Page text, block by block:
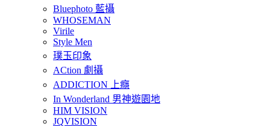
Bluephoto 藍攝
WHOSEMAN
Virile
Style Men
璞玉印象
ACtion 劇攝
ADDICTION 上癮
In Wonderland 男神遊園地
HIM VISION
JQVISION